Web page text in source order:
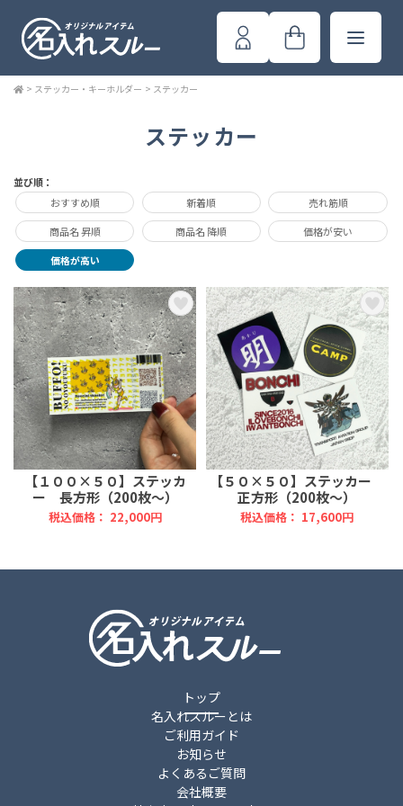
> ステッカー・キーホルダー > ステッカー
ステッカー
並び順：
おすすめ順
新着順 売れ筋順
商品名 昇順 商品名 降順 価格が安い
価格が高い
【１００×５０】ステッカ
ー 長方形（200枚～）
税込価格： 22,000円
【５０×５０】ステッカー
正方形（200枚～）
税込価格： 17,600円
トップ
名入れスルーとは
ご利用ガイド
お知らせ
よくあるご質問
会社概要